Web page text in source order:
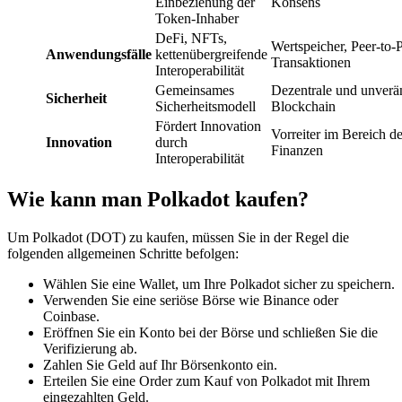
Token-Inhaber
Anwendungsfälle
DeFi, NFTs,
kettenübergreifende
Interoperabilität
Wertspeicher, Peer-to-
Transaktionen
Sicherheit
Gemeinsames
Sicherheitsmodell
Dezentrale und
Blockchain
Innovation
Fördert Innovation
durch
Interoperabilität
Vorreiter im Bereich
Finanzen
Wie kann man Polkadot kaufen?
Um Polkadot (DOT) zu kaufen, müssen Sie in der Regel die
folgenden allgemeinen Schritte befolgen:
Wählen Sie eine Wallet, um Ihre Polkadot sicher zu speichern.
Verwenden Sie eine seriöse Börse wie Binance oder
Coinbase.
Eröffnen Sie ein Konto bei der Börse und schließen Sie die
Verifizierung ab.
Zahlen Sie Geld auf Ihr Börsenkonto ein.
Erteilen Sie eine Order zum Kauf von Polkadot mit Ihrem
eingezahlten Geld.